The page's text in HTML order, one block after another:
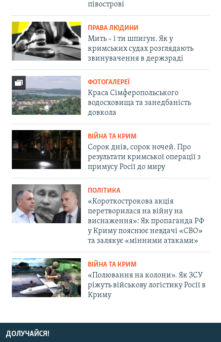
півострові
ПРАВА ЛЮДИНИ
Мить – і ти шпигун. Як у
кримських судах розглядають
звинувачення в держзраді
ФОТОГАЛЕРЕЇ
Краса Сімферопольського
водосховища та занедбаність
довкола
ВІЙНА ТА КРИМ
Сорок днів, сорок ночей. Про
результати кримської операції з
примусу Росії до миру
ПОЛІТИКА
«Короткострокова акція
перетворилася на війну на
виснаження»: Як пропаганда РФ
у Криму пояснює невдачі «СВО»
та залякує «мінними атаками»
ВІЙНА ТА КРИМ
«Полювання на колони». Як ЗСУ
ріжуть військову логістику Росії в
Криму
ДОЛУЧАЙСЯ!